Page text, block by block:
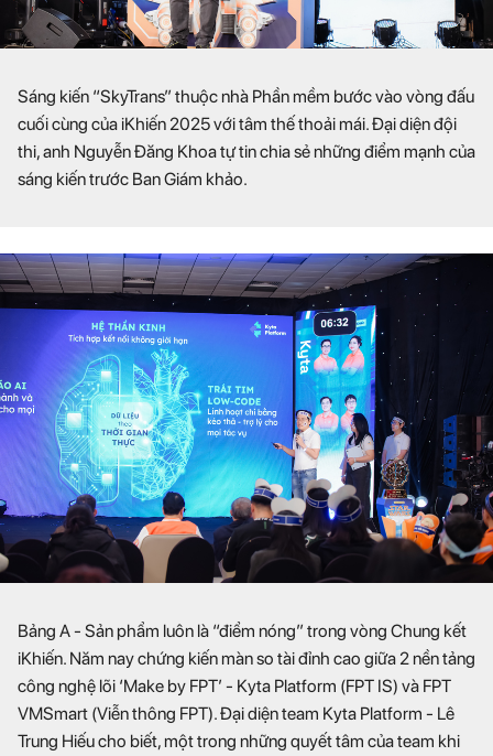
Sáng kiến “SkyTrans” thuộc nhà Phần mềm bước vào vòng đấu
cuối cùng của iKhiến 2025 với tâm thế thoải mái. Đại diện đội
thi, anh Nguyễn Đăng Khoa tự tin chia sẻ những điểm mạnh của
sáng kiến trước Ban Giám khảo.
Bảng A - Sản phẩm luôn là “điểm nóng” trong vòng Chung kết
iKhiến. Năm nay chứng kiến màn so tài đỉnh cao giữa 2 nền tảng
công nghệ lõi ‘Make by FPT’ - Kyta Platform (FPT IS) và FPT
VMSmart (Viễn thông FPT). Đại diện team Kyta Platform - Lê
Trung Hiếu cho biết, một trong những quyết tâm của team khi